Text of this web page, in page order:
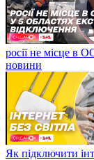
росії не місце в
новини
Як підключити